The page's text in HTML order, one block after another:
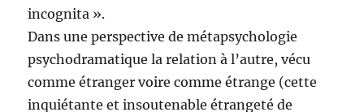
incognita ».
Dans une perspective de métapsychologie
psychodramatique la relation à l’autre, vécu
comme étranger voire comme étrange (cette
inquiétante et insoutenable étrangeté de